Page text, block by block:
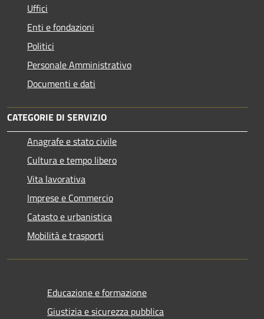
Uffici
Enti e fondazioni
Politici
Personale Amministrativo
Documenti e dati
CATEGORIE DI SERVIZIO
Anagrafe e stato civile
Cultura e tempo libero
Vita lavorativa
Imprese e Commercio
Catasto e urbanistica
Mobilità e trasporti
Educazione e formazione
Giustizia e sicurezza pubblica